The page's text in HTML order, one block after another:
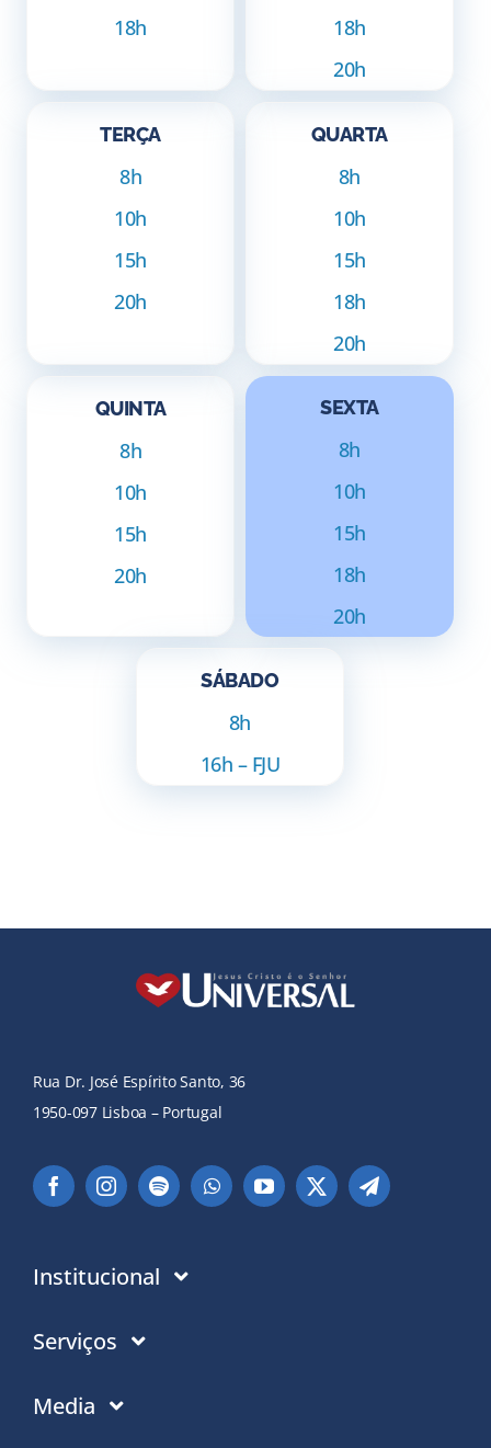
18h
18h
20h
TERÇA
8h
10h
15h
20h
QUARTA
8h
10h
15h
18h
20h
QUINTA
8h
10h
15h
20h
SEXTA
8h
10h
15h
18h
20h
SÁBADO
8h
16h – FJU
Rua Dr. José Espírito Santo, 36
1950-097 Lisboa – Portugal
Institucional
Instituição
Serviços
Contactos
Media